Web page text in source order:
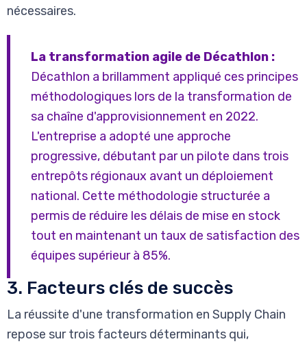
nécessaires.
La transformation agile de Décathlon :
Décathlon a brillamment appliqué ces principes
méthodologiques lors de la transformation de
sa chaîne d'approvisionnement en 2022.
L'entreprise a adopté une approche
progressive, débutant par un pilote dans trois
entrepôts régionaux avant un déploiement
national. Cette méthodologie structurée a
permis de réduire les délais de mise en stock
tout en maintenant un taux de satisfaction des
équipes supérieur à 85%.
3. Facteurs clés de succès
La réussite d'une transformation en Supply Chain
repose sur trois facteurs déterminants qui,